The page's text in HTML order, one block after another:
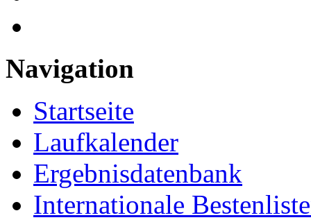
Navigation
Startseite
Laufkalender
Ergebnisdatenbank
Internationale